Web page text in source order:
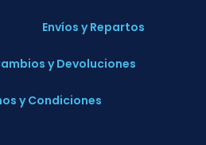
Envíos y Repartos
y Devoluciones
y Condiciones